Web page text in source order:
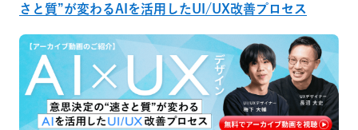
さと質”が変わるAIを活用したUI/UX改善プロセス